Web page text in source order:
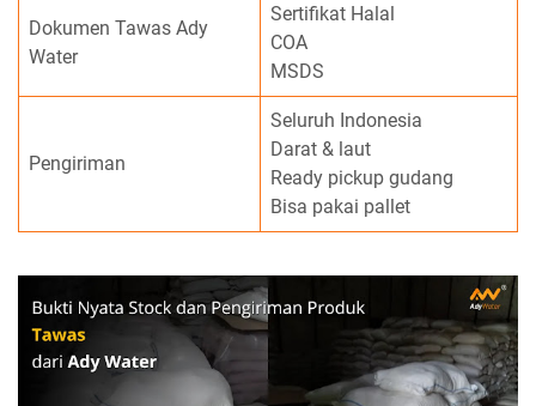
Dokumen Tawas Ady
Water
Sertifikat Halal
COA
MSDS
Pengiriman
Seluruh Indonesia
Darat & laut
Ready pickup gudang
Bisa pakai pallet